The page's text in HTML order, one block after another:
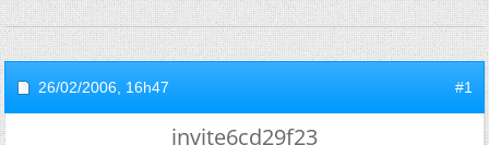
26/02/2006, 16h47 #1
invite6cd29f23